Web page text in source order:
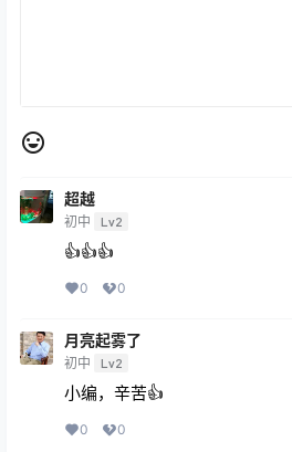
超越
初中 Lv2
👍👍👍
0 0
月亮起雾了
初中 Lv2
小编，辛苦👍
0 0